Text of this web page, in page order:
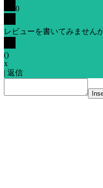
0
レビューを書いてみません
()
x
| 返信